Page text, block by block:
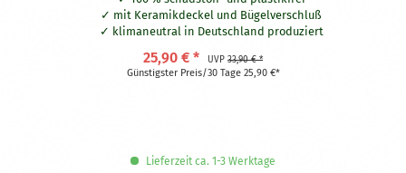
mit Keramikdeckel und Bügelverschluß
klimaneutral in Deutschland produziert
1 € an das Trinkwasserprojekt WASH'n'soul
25,90 € * UVP33,90 € *
Günstigster Preis/30 Tage 25,90 €*
Lieferzeit ca. 1-3 Werktage